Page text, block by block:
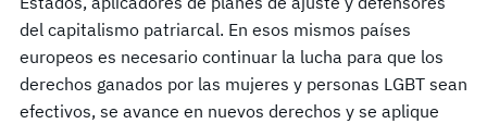
del capitalismo patriarcal. En esos mismos países
europeos es necesario continuar la lucha para que los
derechos ganados por las mujeres y personas LGBT sean
efectivos, se avance en nuevos derechos y se aplique